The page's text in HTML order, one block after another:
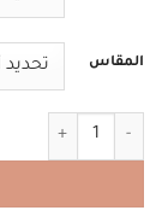
المقاس